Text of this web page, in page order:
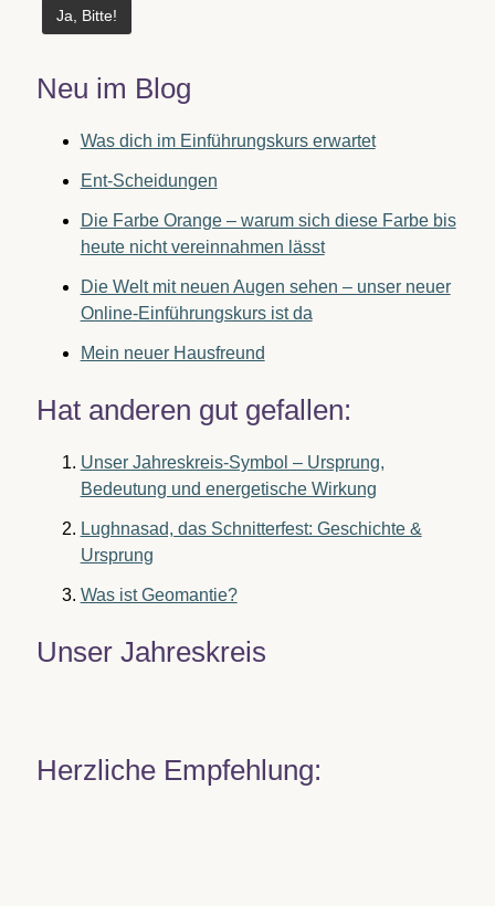
Neu im Blog
Was dich im Einführungskurs erwartet
Ent-Scheidungen
Die Farbe Orange – warum sich diese Farbe bis
heute nicht vereinnahmen lässt
Die Welt mit neuen Augen sehen – unser neuer
Online-Einführungskurs ist da
Mein neuer Hausfreund
Hat anderen gut gefallen:
Unser Jahreskreis-Symbol – Ursprung,
Bedeutung und energetische Wirkung
Lughnasad, das Schnitterfest: Geschichte &
Ursprung
Was ist Geomantie?
Unser Jahreskreis
Herzliche Empfehlung: